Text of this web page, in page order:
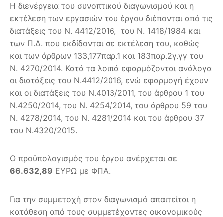
Η διενέργεια του συνοπτικού διαγωνισμού και η
εκτέλεση των εργασιών του έργου διέπονται από τις
διατάξεις του Ν. 4412/2016, του Ν. 1418/1984 και
των Π.Δ. που εκδίδονται σε εκτέλεση του, καθώς
και των άρθρων 133,177παρ.1 και 183παρ.2γ.γγ του
Ν. 4270/2014. Κατά τα λοιπά εφαρμόζονται ανάλογα
οι διατάξεις του Ν.4412/2016, ενώ εφαρμογή έχουν
και οι διατάξεις του Ν.4013/2011, του άρθρου 1 του
Ν.4250/2014, του Ν. 4254/2014, του άρθρου 59 του
Ν. 4278/2014, του Ν. 4281/2014 και του άρθρου 37
του Ν.4320/2015.
Ο προϋπολογισμός του έργου ανέρχεται σε
66.632,89 ΕΥΡΩ με ΦΠΑ.
Για την συμμετοχή στον διαγωνισμό απαιτείται η
κατάθεση από τους συμμετέχοντες οικονομικούς